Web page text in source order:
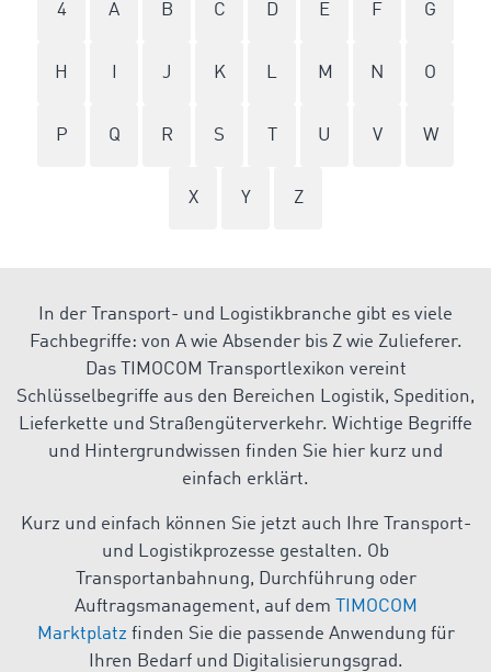
4 A B C D E F G
H J K L M N O
P Q R S U V W
X Y Z
In der Transport- und Logistikbranche gibt es viele
Fachbegriffe: von A wie Absender bis Z wie Zulieferer.
Das TIMOCOM Transportlexikon vereint
Schlüsselbegriffe aus den Bereichen Logistik, Spedition,
Lieferkette und Straßengüterverkehr. Wichtige Begriffe
und Hintergrundwissen finden Sie hier kurz und
einfach erklärt.
Kurz und einfach können Sie jetzt auch Ihre Transport-
und Logistikprozesse gestalten. Ob
Transportanbahnung, Durchführung oder
Auftragsmanagement, auf dem
TIMOCOM
Marktplatz finden Sie die passende Anwendung für
Ihren Bedarf und Digitalisierungsgrad.